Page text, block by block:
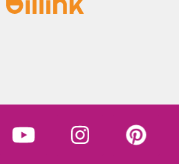
See our YouTube channel
Bekijk onze Instagram
Bekijk